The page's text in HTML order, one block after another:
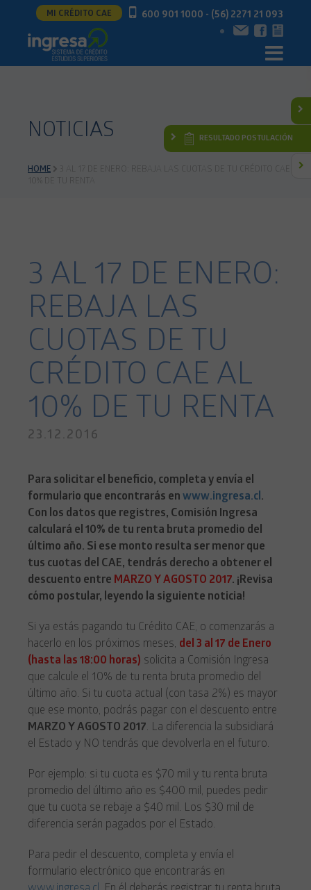
MI CRÉDITO CAE 600 901 1000 - (56) 2271 21 093
RESULTADO POSTULACIÓN
NOTICIAS
HOME
3 AL 17 DE ENERO: REBAJA LAS CUOTAS DE TU CRÉDITO CAE AL
10% DE TU RENTA
3 AL 17 DE ENERO:
REBAJA LAS
CUOTAS DE TU
CRÉDITO CAE AL
10% DE TU RENTA
23.12.2016
Para solicitar el beneficio, completa y envía el
formulario que encontrarás en www.ingresa.cl.
Con los datos que registres, Comisión Ingresa
calculará el 10% de tu renta bruta promedio del
último año. Si ese monto resulta ser menor que
tus cuotas del CAE, tendrás derecho a obtener el
descuento entre MARZO Y AGOSTO 2017. ¡Revisa
cómo postular, leyendo la siguiente noticia!
Si ya estás pagando tu Crédito CAE, o comenzarás a
hacerlo en los próximos meses, del 3 al 17 de Enero
(hasta las 18:00 horas) solicita a Comisión Ingresa
que calcule el 10% de tu renta bruta promedio del
último año. Si tu cuota actual (con tasa 2%) es mayor
que ese monto, podrás pagar con el descuento entre
MARZO Y AGOSTO 2017. La diferencia la subsidiará
el Estado y NO tendrás que devolverla en el futuro.
Por ejemplo: si tu cuota es $70 mil y tu renta bruta
promedio del último año es $400 mil, puedes pedir
que tu cuota se rebaje a $40 mil. Los $30 mil de
diferencia serán pagados por el Estado.
Para pedir el descuento, completa y envía el
formulario electrónico que encontrarás en